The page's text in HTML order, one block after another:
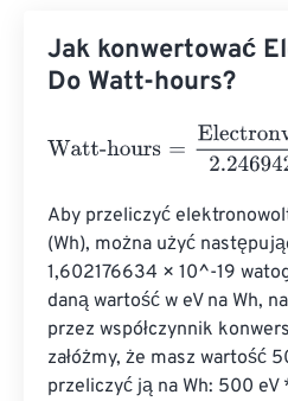
Jak konwertować
Do Watt-hours?
Watt-hours Electronvolts
Aby przeliczyć
(Wh), można użyć
1,602176634 × 10^-19
daną wartość w eV na Wh,
przez współczynnik
załóżmy, że masz wartość
przeliczyć ją na Wh: 500 eV